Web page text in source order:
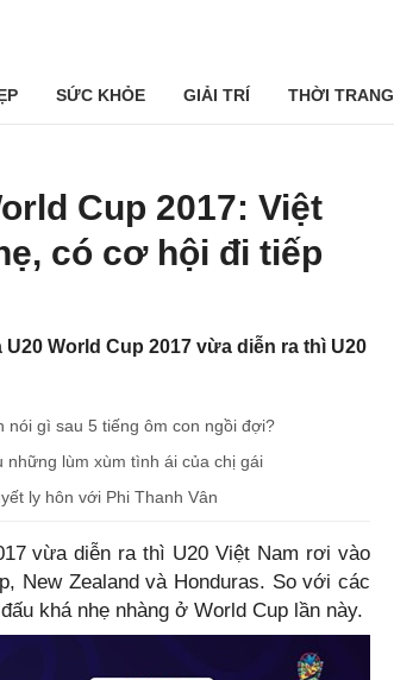
SỨC KHỎE GIẢI TRÍ THỜI TRANG
Cup 2017: Việt
có cơ hội đi tiếp
World Cup 2017 vừa diễn ra thì U20
nói gì sau 5 tiếng ôm con ngồi đợi?
lùm xùm tình ái của chị gái
ly hôn với Phi Thanh Vân
vừa diễn ra thì U20 Việt Nam rơi vào
New Zealand và Honduras. So với các
khá nhẹ nhàng ở World Cup lần này.